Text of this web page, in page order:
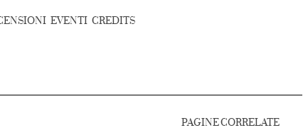
EVENTI CREDITS
PAGINE CORRELATE